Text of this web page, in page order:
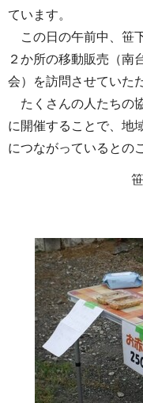
ています。
この日の午前中、笹
２か所の移動販売（南
会）を訪問させていた
たくさんの人たちの
に開催することで、地
につながっているとの